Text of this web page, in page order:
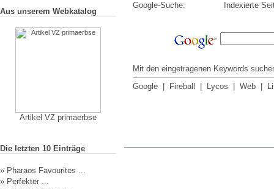
Aus unserem Webkatalog
Artikel VZ primaerbse
Die letzten 10 Einträge
» Pharaos Favourites ...
» Perfekter ...
Google-Suche: Indexierte
Mit den eingetragenen Keywords
Google
Fireball Lycos Web